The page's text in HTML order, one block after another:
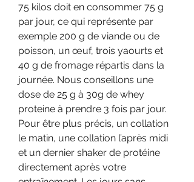
75 kilos doit en consommer 75 g
par jour, ce qui représente par
exemple 200 g de viande ou de
poisson, un œuf, trois yaourts et
40 g de fromage répartis dans la
journée. Nous conseillons une
dose de 25 g à 30g de whey
proteine à prendre 3 fois par jour.
Pour être plus précis, un collation
le matin, une collation l’après midi
et un dernier shaker de protéine
directement après votre